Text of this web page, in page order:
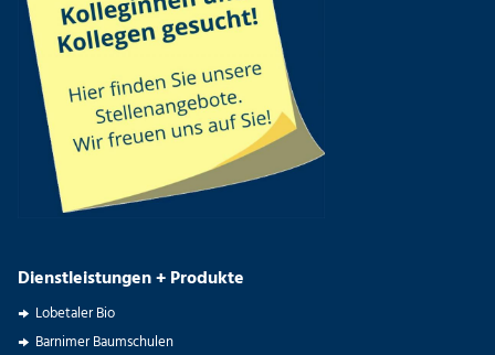
Dienstleistungen + Produkte
Lobetaler Bio
Barnimer Baumschulen